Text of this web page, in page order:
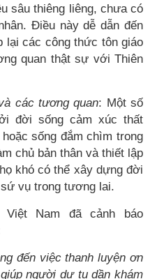
sâu thiêng liêng, chưa có
Điều này dễ dẫn đến
lại các công thức tôn giáo
quan thật sự với Thiên
các tương quan: Một số
đời sống cảm xúc thất
sống đắm chìm trong
chủ bản thân và thiết lập
khó có thể xây dựng đời
vụ trong tương lai.
Nam đã cảnh báo
đến việc thanh luyện ơn
người dự tu dần khám